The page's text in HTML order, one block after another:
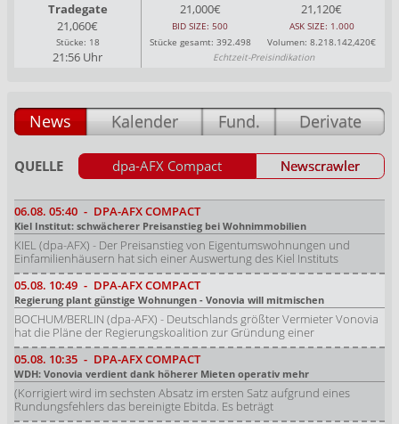
Tradegate 21,000€
21,120€
21,060€
BID SIZE: 500
ASK SIZE: 1.000
Stücke: 18
Stücke gesamt: 392.498 Volumen: 8.218.142,420€
21:56 Uhr Echtzeit-Preisindikation
News Kalender Fund. Derivate
QUELLE dpa-AFX Compact Newscrawler
06.08. 05:40 - DPA-AFX COMPACT
Kiel Institut: schwächerer Preisanstieg bei Wohnimmobilien
KIEL (dpa-AFX) - Der Preisanstieg von Eigentumswohnungen und
Einfamilienhäusern hat sich einer Auswertung des Kiel Instituts
05.08. 10:49 - DPA-AFX COMPACT
Regierung plant günstige Wohnungen - Vonovia will mitmischen
BOCHUM/BERLIN (dpa-AFX) - Deutschlands größter Vermieter Vonovia
hat die Pläne der Regierungskoalition zur Gründung einer
05.08. 10:35 - DPA-AFX COMPACT
WDH: Vonovia verdient dank höherer Mieten operativ mehr
(Korrigiert wird im sechsten Absatz im ersten Satz aufgrund eines
Rundungsfehlers das bereinigte Ebitda. Es beträgt